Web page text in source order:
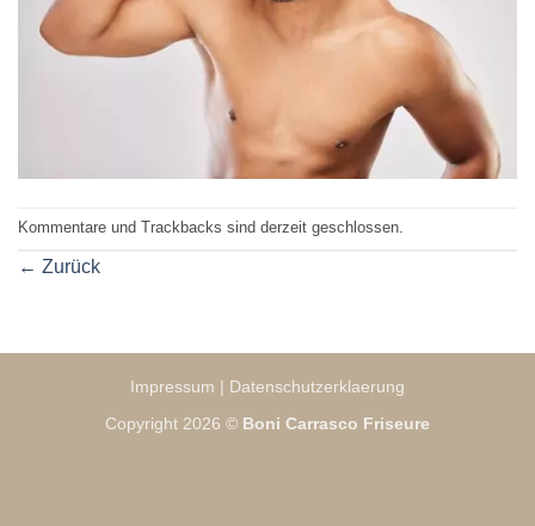
Kommentare und Trackbacks sind derzeit geschlossen.
← Zurück
Impressum | Datenschutzerklaerung
Copyright 2026 © Boni Carrasco Friseure